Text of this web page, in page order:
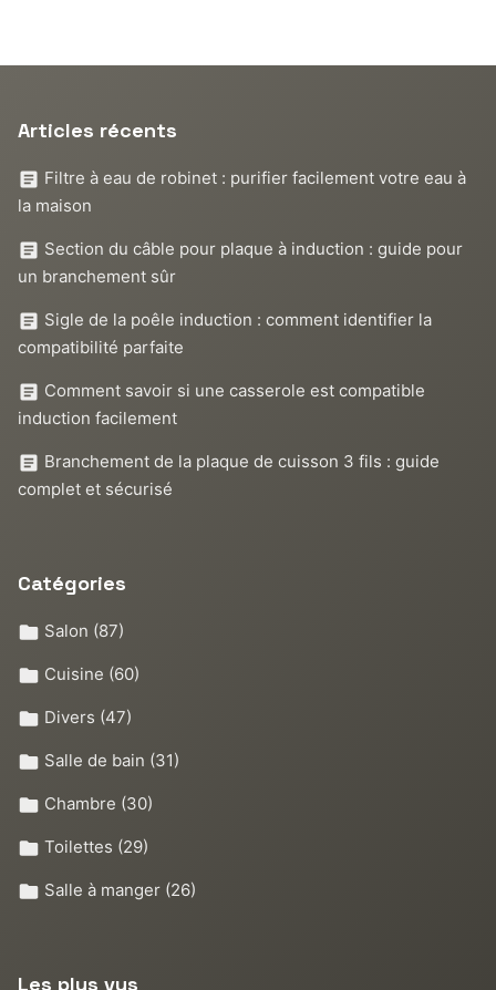
Articles récents
Filtre à eau de robinet : purifier facilement votre eau à
la maison
Section du câble pour plaque à induction : guide pour
un branchement sûr
Sigle de la poêle induction : comment identifier la
compatibilité parfaite
Comment savoir si une casserole est compatible
induction facilement
Branchement de la plaque de cuisson 3 fils : guide
complet et sécurisé
Catégories
Salon (87)
Cuisine (60)
Divers (47)
Salle de bain (31)
Chambre (30)
Toilettes (29)
Salle à manger (26)
Les plus vus